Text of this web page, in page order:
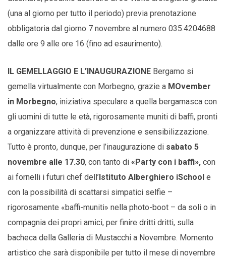
(una al giorno per tutto il periodo) previa prenotazione
obbligatoria dal giorno 7 novembre al numero 035.4204688
dalle ore 9 alle ore 16 (fino ad esaurimento).
IL GEMELLAGGIO E L’INAUGURAZIONE Bergamo si
gemella virtualmente con Morbegno, grazie a MOvember
in Morbegno, iniziativa speculare a quella bergamasca con
gli uomini di tutte le età, rigorosamente muniti di baffi, pronti
a organizzare attività di prevenzione e sensibilizzazione.
Tutto è pronto, dunque, per l’inaugurazione di sabato 5
novembre alle 17.30, con tanto di «Party con i baffi», con
ai fornelli i futuri chef dell’Istituto Alberghiero iSchool e
con la possibilità di scattarsi simpatici selfie –
rigorosamente «baffi-muniti» nella photo-boot – da soli o in
compagnia dei propri amici, per finire dritti dritti, sulla
bacheca della Galleria di Mustacchi a Novembre. Momento
artistico che sarà disponibile per tutto il mese di novembre